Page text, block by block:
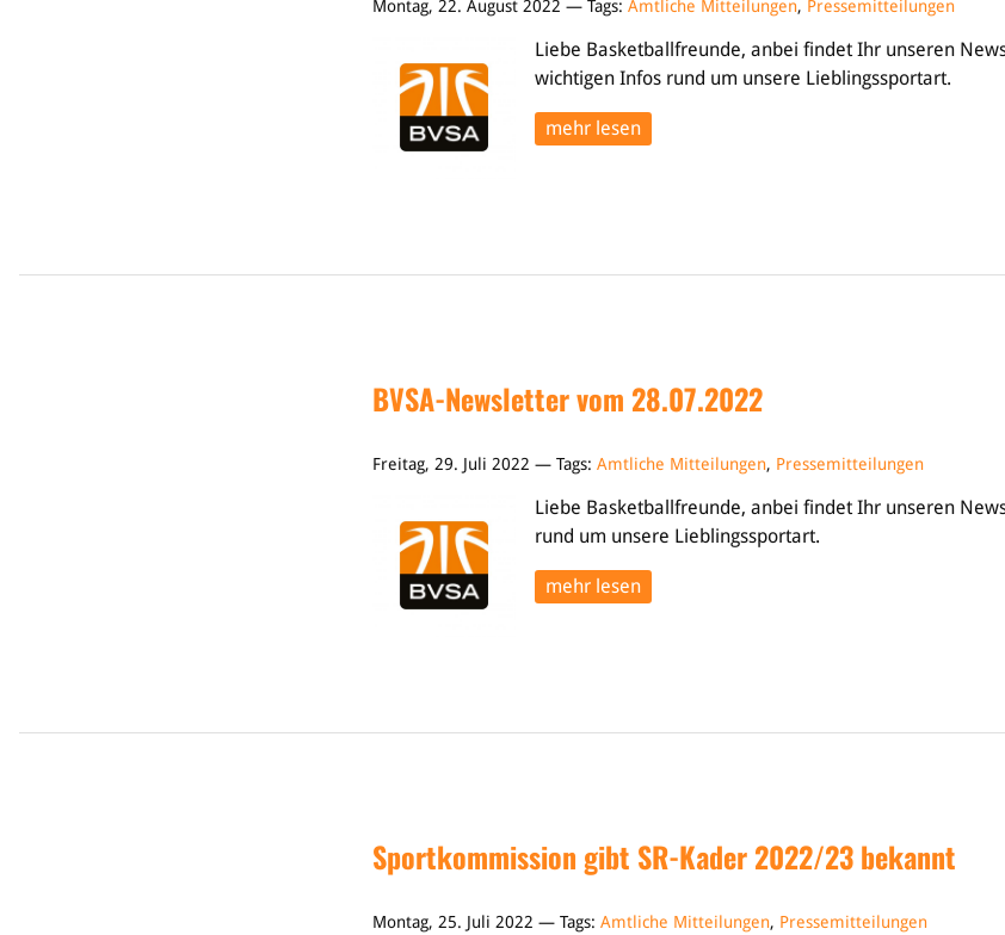
Montag, 22. August 2022 — Tags: Amtliche Mitteilungen, Pressemitteilungen
Liebe Basketballfreunde, anbei findet Ihr unseren
wichtigen Infos rund um unsere Lieblingssportart.
mehr lesen
BVSA-Newsletter vom 28.07.2022
Freitag, 29. Juli 2022 — Tags: Amtliche Mitteilungen, Pressemitteilungen
Liebe Basketballfreunde, anbei findet Ihr unseren
rund um unsere Lieblingssportart.
mehr lesen
Sportkommission gibt SR-Kader 2022/23 bekannt
Montag, 25. Juli 2022 — Tags: Amtliche Mitteilungen, Pressemitteilungen